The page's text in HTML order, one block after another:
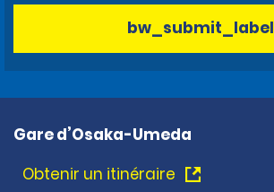
bw_submit_label
Gare d’Osaka-Umeda
Obtenir un itinéraire